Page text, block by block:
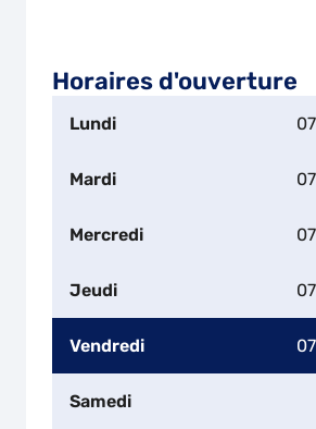
Horaires d'ouverture
Lundi
Mardi
Mercredi
Jeudi
Vendredi
Samedi